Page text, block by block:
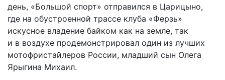
день, «Большой спорт» отправился в Царицыно,
где на обустроенной трассе клуба «Ферзь»
искусное владение байком как на земле, так
и в воздухе продемонстрировал один из лучших
мотофристайлеров России, младший сын Олега
Ярыгина Михаил.